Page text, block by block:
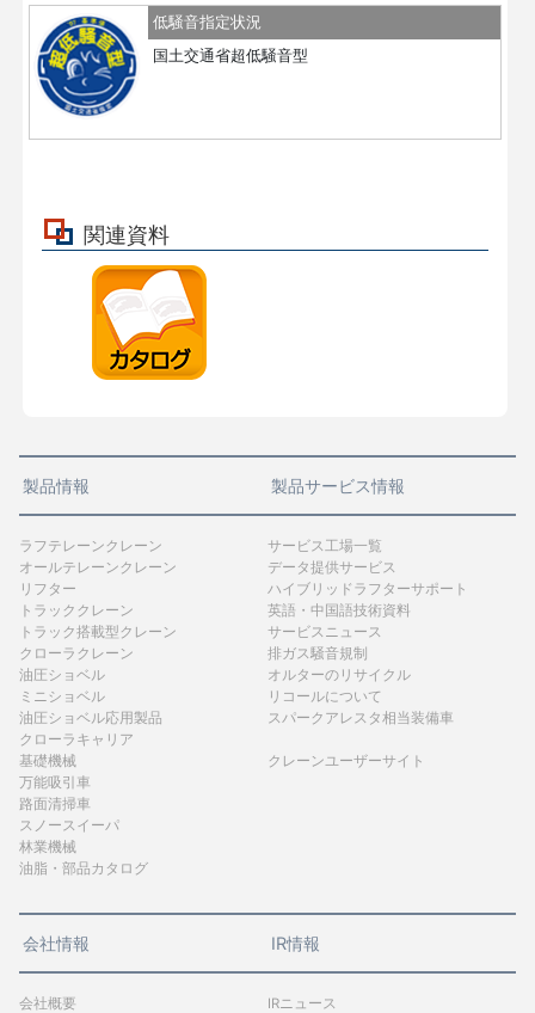
低騒音指定状況
国土交通省超低騒音型
関連資料
製品情報
ラフテレーンクレーン
オールテレーンクレーン
リフター
トラッククレーン
トラック搭載型クレーン
クローラクレーン
油圧ショベル
ミニショベル
油圧ショベル応用製品
クローラキャリア
基礎機械
万能吸引車
路面清掃車
スノースイーパ
林業機械
油脂・部品カタログ
製品サービス情報
サービス工場一覧
データ提供サービス
ハイブリッドラフターサポート
英語・中国語技術資料
サービスニュース
排ガス騒音規制
オルターのリサイクル
リコールについて
スパークアレスタ相当装備車
クレーンユーザーサイト
会社情報
会社概要
IR情報
IRニュース